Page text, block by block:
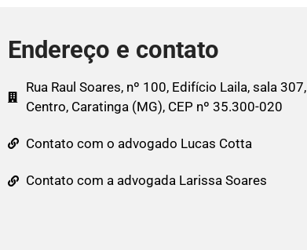
Endereço e contato
Rua Raul Soares, nº 100, Edifício Laila, sala 307,
Centro, Caratinga (MG), CEP nº 35.300-020
Contato com o advogado Lucas Cotta
Contato com a advogada Larissa Soares